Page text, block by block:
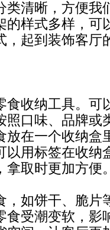
类清晰，方便我
的样式多样，可
，起到装饰客厅
食收纳工具。可
照口味、品牌或
放在一个收纳盒
以用标签在收纳
拿取时更加方便
，如饼干、脆片
食受潮变软，影